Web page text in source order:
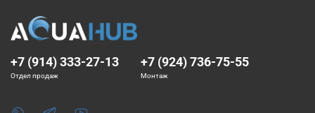
+7 (914) 333-27-13
Отдел продаж
+7 (924) 736-75-55
Монтаж